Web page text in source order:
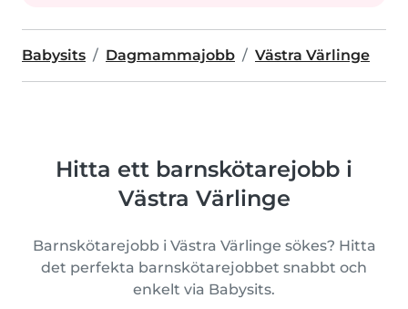
Babysits Dagmammajobb Västra Värlinge
Hitta ett barnskötarejobb i
Västra Värlinge
Barnskötarejobb i Västra Värlinge sökes? Hitta
det perfekta barnskötarejobbet snabbt och
enkelt via Babysits.